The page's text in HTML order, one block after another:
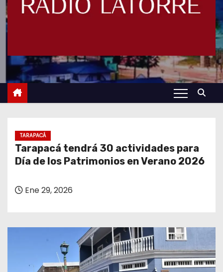
TARAPACÁ
Tarapacá tendrá 30 actividades para
Día de los Patrimonios en Verano 2026
Ene 29, 2026